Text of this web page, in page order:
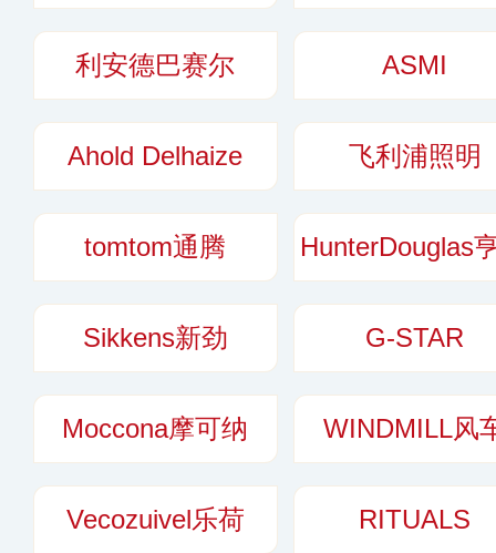
利安德巴赛尔 ASMI
Ahold Delhaize 飞利浦照明
tomtom通腾
Sikkens新劲 G-STAR
Moccona摩可纳 WINDMILL风
Vecozuivel乐荷 RITUALS